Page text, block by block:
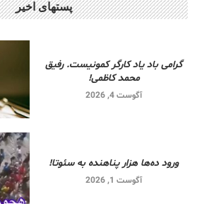
پستهای اخیر
گرامی باد یاد کارگر کمونیست. رفیق
محمد کاظمی!
آگوست 4, 2026
ورود ده‌ها هزار پناهنده به سئوتا!
آگوست 1, 2026